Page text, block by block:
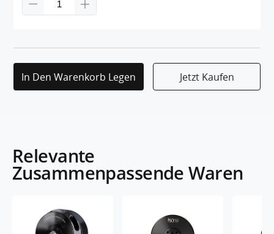
In Den Warenkorb Legen Jetzt Kaufen
Relevante
Zusammenpassende Waren